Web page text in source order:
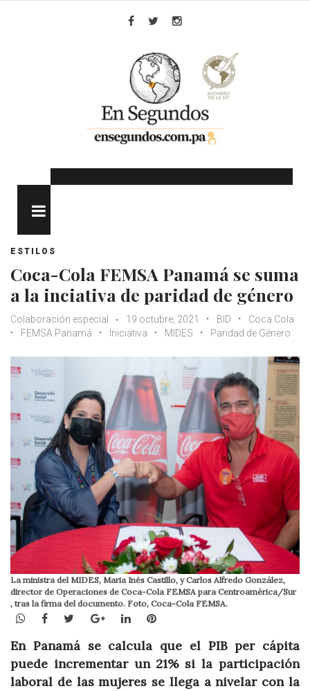
ESTILOS
Coca-Cola FEMSA Panamá se suma
a la inciativa de paridad de género
Colaboración especial 19 octubre, 2021 BID
Coca Cola
FEMSA Panamá
Iniciativa MIDES Paridad de Género
La ministra del MIDES, Maria Inés Castillo, y Carlos Alfredo González,
director de Operaciones de Coca-Cola FEMSA para Centroamérica/Sur
, tras la firma del documento. Foto, Coca-Cola FEMSA.
WhatsApp
Facebook
TwitterGoogle+LinkedInPinterest
En Panamá se calcula que el PIB per cápita
puede incrementar un 21% si la participación
laboral de las mujeres se llega a nivelar con la